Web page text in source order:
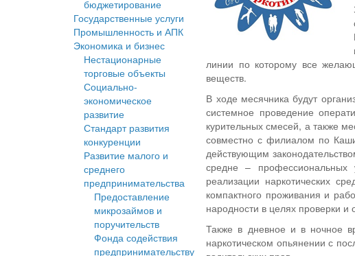
бюджетирование
Государственные услуги
Промышленность и АПК
Экономика и бизнес
Нестационарные
торговые объекты
Социально-
экономическое
развитие
Стандарт развития
конкуренции
Развитие малого и
среднего
предпринимательства
Предоставление
микрозаймов и
поручительств
Фонда содействия
предпринимательству
линии по которому все
веществ.
В ходе месячника будут
системное проведение
курительных смесей, а также
совместно с филиалом по
действующим
средне – профессиональных
реализации наркотических
компактного проживания и
народности в целях проверки
Также в дневное и в ночное
наркотическом опьянении с